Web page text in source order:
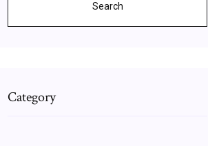
Search
Category